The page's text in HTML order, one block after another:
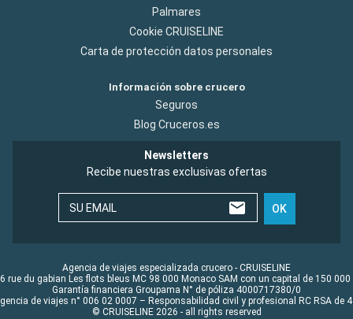
Palmares
Cookie CRUISELINE
Carta de protección datos personales
Información sobre crucero
Seguros
Blog Cruceros.es
Newsletters
Recibe nuestras exclusivas ofertas
SU EMAIL OK
Agencia de viajes especializada crucero - CRUISELINE
rue du gabian Les flots bleus MC 98 000 Monaco SAM con un capital de 150 000
Garantía financiera Groupama N° de póliza 4000717380/0
de viajes n° 006 02 0007 – Responsabilidad civil y profesional RC RSA de
© CRUISELINE 2026 - all rights reserved